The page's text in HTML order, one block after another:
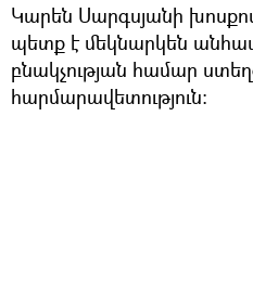
Կարեն Սարգսյանի
պետք է մեկնարկեն
բնակչության համար
հարմարավետություն: